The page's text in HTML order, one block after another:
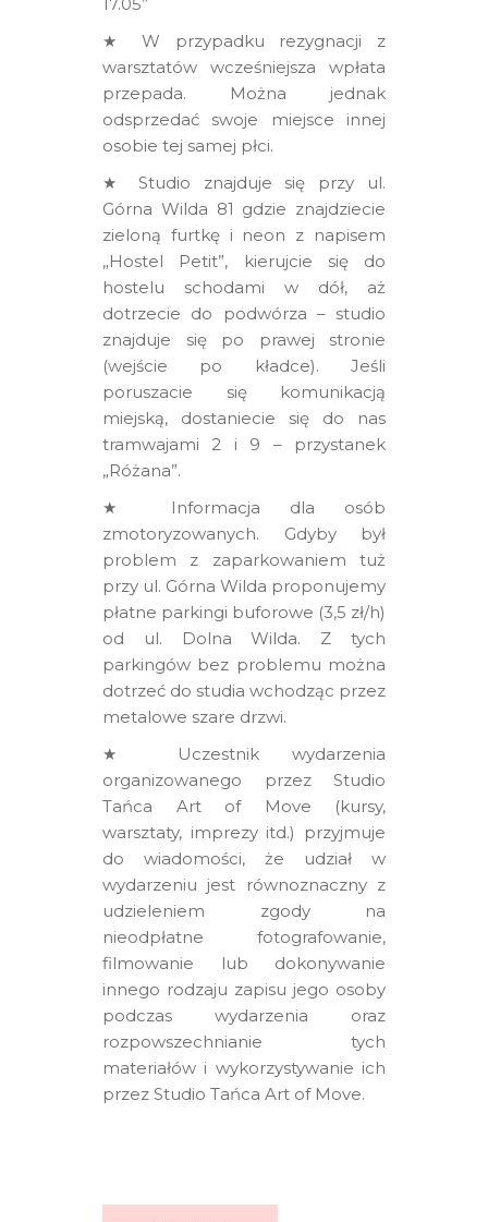
★ W przypadku rezygnacji z
warsztatów wcześniejsza wpłata
przepada. Można jednak
odsprzedać swoje miejsce innej
osobie tej samej płci.
★ Studio znajduje się przy ul.
Górna Wilda 81 gdzie znajdziecie
zieloną furtkę i neon z napisem
„Hostel Petit”, kierujcie się do
hostelu schodami w dół, aż
dotrzecie do podwórza – studio
znajduje się po prawej stronie
(wejście po kładce). Jeśli
poruszacie się komunikacją
miejską, dostaniecie się do nas
tramwajami 2 i 9 – przystanek
„Różana”.
★ Informacja dla osób
zmotoryzowanych. Gdyby był
problem z zaparkowaniem tuż
przy ul. Górna Wilda proponujemy
płatne parkingi buforowe (3,5 zł/h)
od ul. Dolna Wilda. Z tych
parkingów bez problemu można
dotrzeć do studia wchodząc przez
metalowe szare drzwi.
★ Uczestnik wydarzenia
organizowanego przez Studio
Tańca Art of Move (kursy,
warsztaty, imprezy itd.) przyjmuje
do wiadomości, że udział w
wydarzeniu jest równoznaczny z
udzieleniem zgody na
nieodpłatne fotografowanie,
filmowanie lub dokonywanie
innego rodzaju zapisu jego osoby
podczas wydarzenia oraz
rozpowszechnianie tych
materiałów i wykorzystywanie ich
przez Studio Tańca Art of Move.